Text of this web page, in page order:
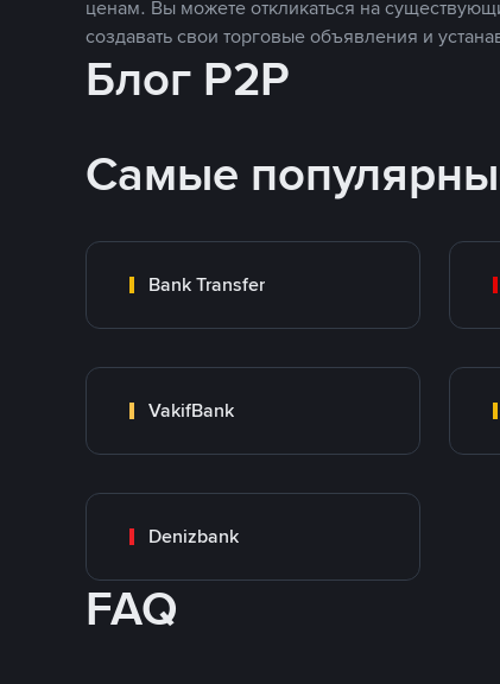
ценам. Вы можете откликаться на
создавать свои торговые объявления и
Блог P2P
Самые
Bank Transfer
VakifBank
Denizbank
FAQ